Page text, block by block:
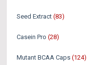
Seed Extract (83)
Casein Pro (28)
Mutant BCAA Caps (124)